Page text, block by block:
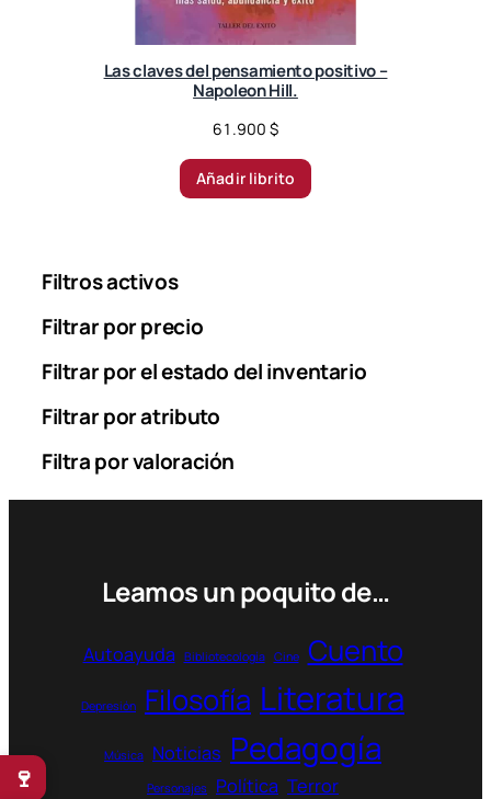
Las claves del pensamiento positivo –
Napoleon Hill.
61.900 $
Añadir librito
Filtros activos
Filtrar por precio
Filtrar por el estado del inventario
Filtrar por atributo
Filtra por valoración
Leamos un poquito de…
Autoayuda Bibliotecología Cine Cuento
Depresión Filosofía Literatura
Música Noticias Pedagogía
Personajes Política Terror
🍷